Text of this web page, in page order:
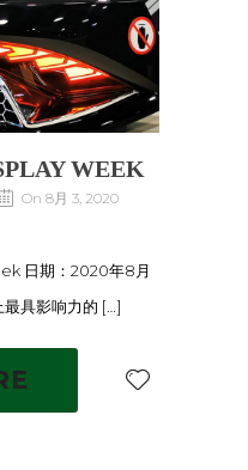
WEEK
On 8月 3, 2020
日期：2020年8月
具影响力的 […]